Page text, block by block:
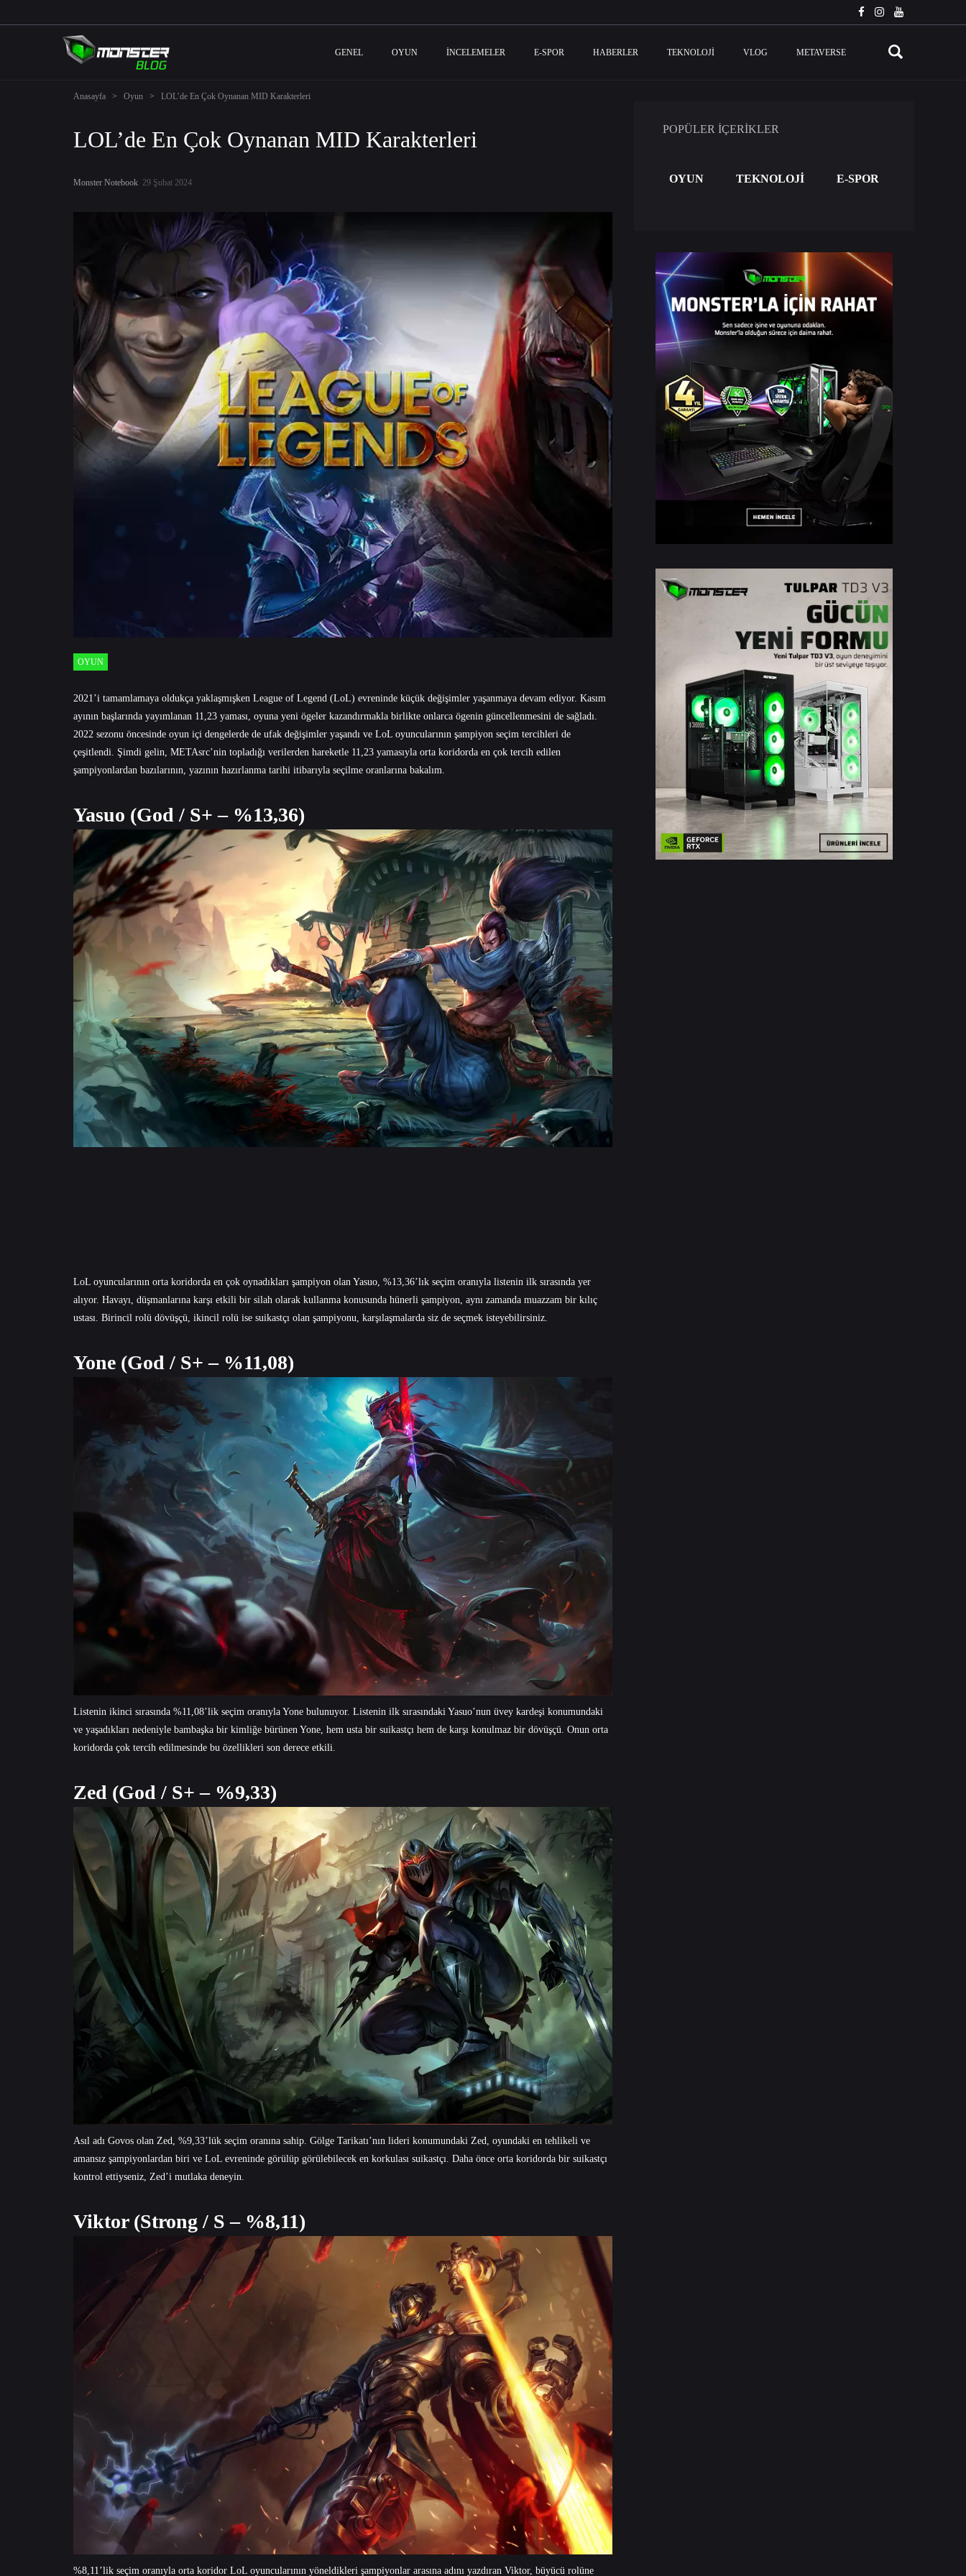
GENEL OYUN İNCELEMELER E-SPOR HABERLER TEKNOLOJI VLOG METAVERSE
Anasayfa > Oyun > LOL’de En Çok Oynanan MID Karakterleri
LOL’de En Çok Oynanan MID Karakterleri
Monster Notebook 29 Şubat 2024
OYUN
2021’i tamamlamaya oldukça yaklaşmışken League of Legend (LoL) evreninde küçük değişimler yaşanmaya devam ediyor. Kasım
ayının başlarında yayımlanan 11,23 yaması, oyuna yeni ögeler kazandırmakla birlikte onlarca ögenin güncellenmesini de sağladı.
2022 sezonu öncesinde oyun içi dengelerde de ufak değişimler yaşandı ve LoL oyuncularının şampiyon seçim tercihleri de
çeşitlendi. Şimdi gelin, METAsrc’nin topladığı verilerden hareketle 11,23 yamasıyla orta koridorda en çok tercih edilen
şampiyonlardan bazılarının, yazının hazırlanma tarihi itibarıyla seçilme oranlarına bakalım.
Yasuo (God / S+ – %13,36)
LoL oyuncularının orta koridorda en çok oynadıkları şampiyon olan Yasuo, %13,36’lık seçim oranıyla listenin ilk sırasında yer
alıyor. Havayı, düşmanlarına karşı etkili bir silah olarak kullanma konusunda hünerli şampiyon, aynı zamanda muazzam bir kılıç
ustası. Birincil rolü dövüşçü, ikincil rolü ise suikastçı olan şampiyonu, karşılaşmalarda siz de seçmek isteyebilirsiniz.
Yone (God / S+ – %11,08)
Listenin ikinci sırasında %11,08’lik seçim oranıyla Yone bulunuyor. Listenin ilk sırasındaki Yasuo’nun üvey kardeşi konumundaki
ve yaşadıkları nedeniyle bambaşka bir kimliğe bürünen Yone, hem usta bir suikastçı hem de karşı konulmaz bir dövüşçü. Onun orta
koridorda çok tercih edilmesinde bu özellikleri son derece etkili.
Zed (God / S+ – %9,33)
Asıl adı Govos olan Zed, %9,33’lük seçim oranına sahip. Gölge Tarikatı’nın lideri konumundaki Zed, oyundaki en tehlikeli ve
amansız şampiyonlardan biri ve LoL evreninde görülüp görülebilecek en korkulası suikastçı. Daha önce orta koridorda bir suikastçı
kontrol ettiyseniz, Zed’i mutlaka deneyin.
Viktor (Strong / S – %8,11)
%8,11’lik seçim oranıyla orta koridor LoL oyuncularının yöneldikleri şampiyonlar arasına adını yazdıran Viktor, büyücü rolüne
POPÜLER İÇERİKLER
OYUN TEKNOLOJİ E-SPOR